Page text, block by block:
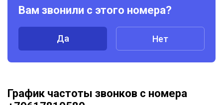
Вам звонили с этого номера?
Да Нет
График частоты звонков с номера